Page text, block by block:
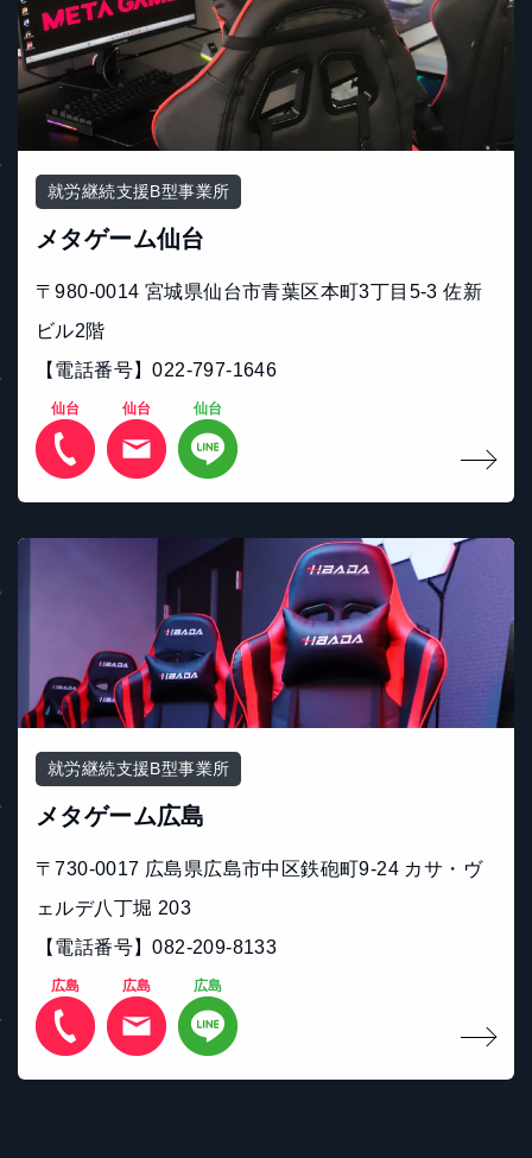
就労継続支援B型事業所
メタゲーム仙台
〒980-0014 宮城県仙台市青葉区本町3丁目5-3 佐新
ビル2階
【電話番号】022-797-1646
仙台 仙台 仙台
就労継続支援B型事業所
メタゲーム広島
〒730-0017 広島県広島市中区鉄砲町9-24 カサ・ヴ
ェルデ八丁堀 203
【電話番号】082-209-8133
広島 広島 広島